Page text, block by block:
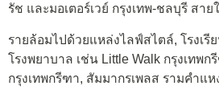
รัช และมอเตอร์เวย์ กรุงเทพ-ชลบุรี สาย
รายล้อมไปด้วยแหล่งไลฟ์สไตล์, โรงเ
โรงพยาบาล เช่น Little Walk กรุงเทพก
กรุงเทพกรีฑา, สัมมากรเพลส รามคำแห